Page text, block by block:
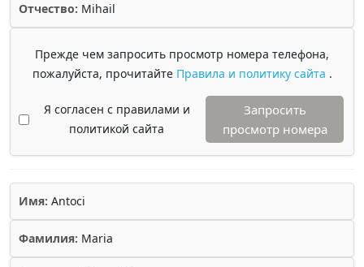
Отчество: Mihail
Прежде чем запросить просмотр номера телефона,
пожалуйста, прочитайте Правила и политику сайта .
Я согласен с правилами и
политикой сайта
Запросить
просмотр номера
Имя: Antoci
Фамилия: Maria